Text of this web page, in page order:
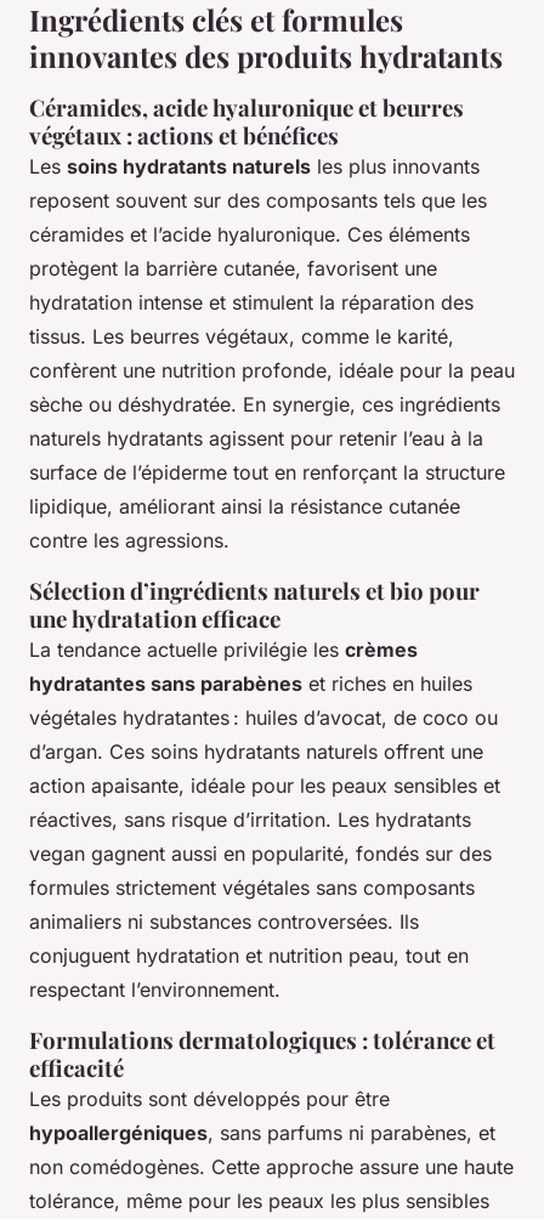
Ingrédients clés et formules
innovantes des produits hydratants
Céramides, acide hyaluronique et beurres
végétaux : actions et bénéfices
Les soins hydratants naturels les plus innovants
reposent souvent sur des composants tels que les
céramides et l’acide hyaluronique. Ces éléments
protègent la barrière cutanée, favorisent une
hydratation intense et stimulent la réparation des
tissus. Les beurres végétaux, comme le karité,
confèrent une nutrition profonde, idéale pour la peau
sèche ou déshydratée. En synergie, ces ingrédients
naturels hydratants agissent pour retenir l’eau à la
surface de l’épiderme tout en renforçant la structure
lipidique, améliorant ainsi la résistance cutanée
contre les agressions.
Sélection d’ingrédients naturels et bio pour
une hydratation efficace
La tendance actuelle privilégie les crèmes
hydratantes sans parabènes et riches en huiles
végétales hydratantes : huiles d’avocat, de coco ou
d’argan. Ces soins hydratants naturels offrent une
action apaisante, idéale pour les peaux sensibles et
réactives, sans risque d’irritation. Les hydratants
vegan gagnent aussi en popularité, fondés sur des
formules strictement végétales sans composants
animaliers ni substances controversées. Ils
conjuguent hydratation et nutrition peau, tout en
respectant l’environnement.
Formulations dermatologiques : tolérance et
efficacité
Les produits sont développés pour être
hypoallergéniques, sans parfums ni parabènes, et
non comédogènes. Cette approche assure une haute
tolérance, même pour les peaux les plus sensibles